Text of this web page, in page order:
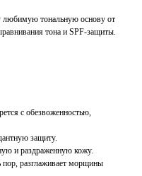
любимую тональную основу от
тона и SPF-защиты.
с обезвоженностью,
защиту.
и раздраженную кожу.
разглаживает морщины